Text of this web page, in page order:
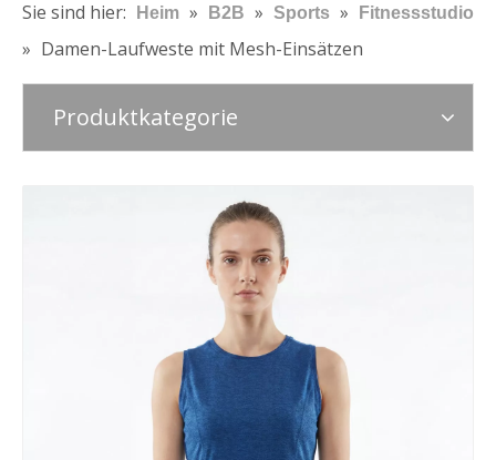
Blog
Kontaktiere uns
Português
Sie sind hier: Heim » B2B » Sports » Fitnessstudio
» Damen-Laufweste mit Mesh-Einsätzen
Produktkategorie